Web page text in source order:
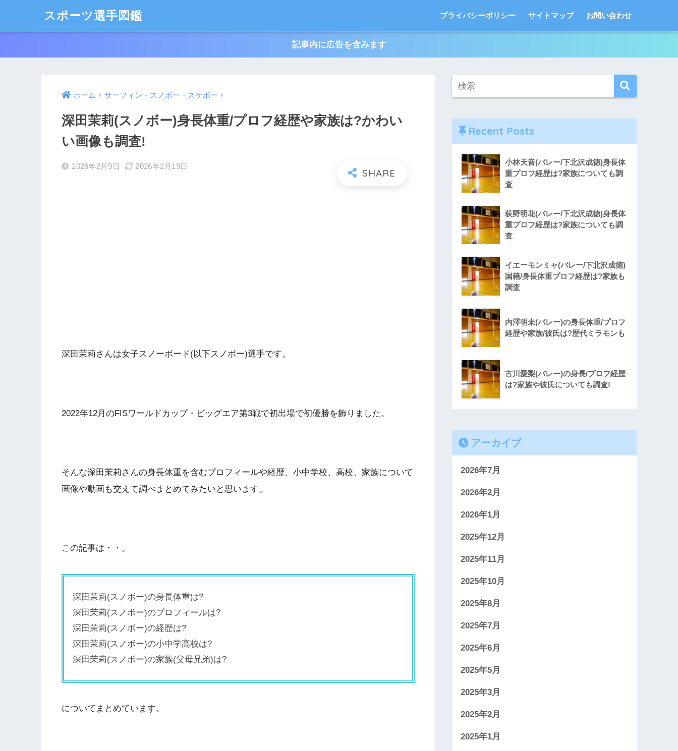
スポーツ選手図鑑 プライバシーポリシー サイトマップ お問い合わせ
記事内に広告を含みます
ホーム サーフィン・スノボー・スケボー
深田茉莉(スノボー)身長体重/プロフ経歴や家族は?かわい
い画像も調査!
2026年2月9日 2026年2月19日
深田茉莉さんは女子スノーボード(以下スノボー)選手です。
2022年12月のFISワールドカップ・ビッグエア第3戦で初出場で初優勝を飾りました。
そんな深田茉莉さんの身長体重を含むプロフィールや経歴、小中学校、高校、家族について
画像や動画も交えて調べまとめてみたいと思います。
この記事は・・。
深田茉莉(スノボー)の身長体重は?
深田茉莉(スノボー)のプロフィールは?
深田茉莉(スノボー)の経歴は?
深田茉莉(スノボー)の小中学高校は?
深田茉莉(スノボー)の家族(父母兄弟)は?
についてまとめています。
Recent Posts
小林天音(バレー/下北沢成徳)身長体
重プロフ経歴は?家族についても調
査
荻野明花(バレー/下北沢成徳)身長体
重プロフ経歴は?家族についても調
査
イエーモンミャ(バレー/下北沢成徳)
国籍/身長体重プロフ経歴は?家族も
調査
内澤明未(バレー)の身長体重/プロフ
経歴や家族/彼氏は?歴代ミラモンも
古川愛梨(バレー)の身長/プロフ経歴
は?家族や彼氏についても調査!
アーカイブ
2026年7月
2026年2月
2026年1月
2025年12月
2025年11月
2025年10月
2025年8月
2025年7月
2025年6月
2025年5月
2025年3月
2025年2月
2025年1月